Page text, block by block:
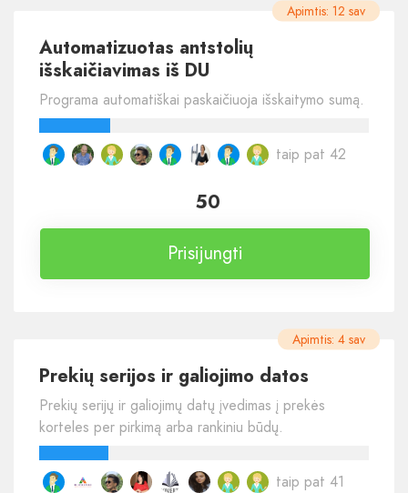
Apimtis: 12 sav
50
Prisijungti
Automatizuotas antstolių
išskaičiavimas iš DU
Programa automatiškai paskaičiuoja išskaitymo sumą.
taip pat 42
Apimtis: 4 sav
Prekių serijos ir galiojimo datos
Prekių serijų ir galiojimų datų įvedimas į prekės
korteles per pirkimą arba rankiniu būdų.
taip pat 41